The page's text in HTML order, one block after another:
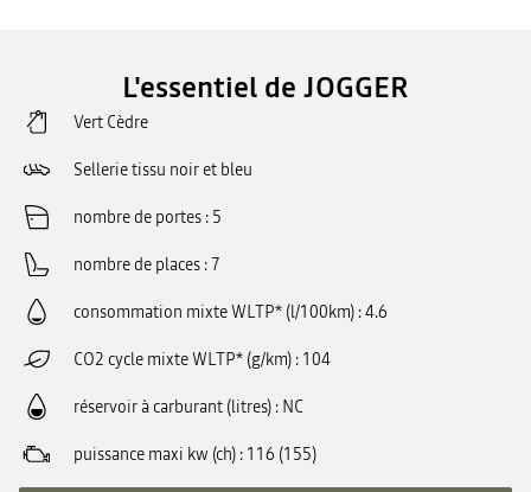
L'essentiel de JOGGER
Vert Cèdre
Sellerie tissu noir et bleu
nombre de portes 5
nombre de places 7
consommation mixte WLTP* (l/100km) 4.6
CO2 cycle mixte WLTP* (g/km) 104
réservoir à carburant (litres) NC
puissance maxi kw (ch) 116 (155)